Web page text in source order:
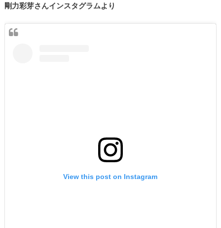
剛力彩芽さんインスタグラムより
View this post on Instagram